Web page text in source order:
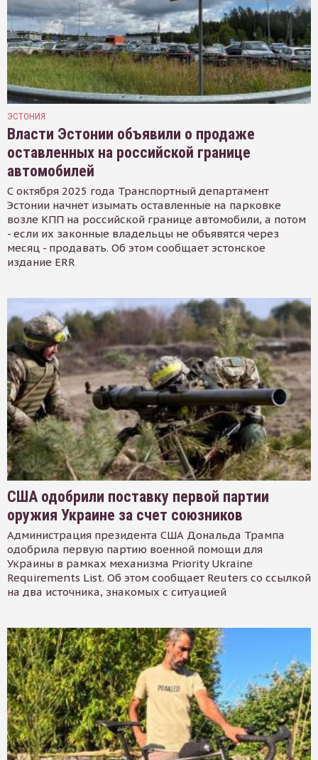
ЭСТОНИЯ
Власти Эстонии объявили о продаже
оставленных на российской границе
автомобилей
С октября 2025 года Транспортный департамент
Эстонии начнет изымать оставленные на парковке
возле КПП на российской границе автомобили, а потом
- если их законные владельцы не объявятся через
месяц - продавать. Об этом сообщает эстонское
издание ERR
США одобрили поставку первой партии
оружия Украине за счет союзников
Администрация президента США Дональда Трампа
одобрила первую партию военной помощи для
Украины в рамках механизма Priority Ukraine
Requirements List. Об этом сообщает Reuters со ссылкой
на два источника, знакомых с ситуацией